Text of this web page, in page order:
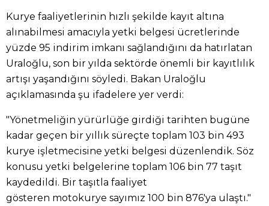
Kurye faaliyetlerinin hızlı şekilde kayıt altına
alınabilmesi amacıyla yetki belgesi ücretlerinde
yüzde 95 indirim imkanı sağlandığını da hatırlatan
Uraloğlu, son bir yılda sektörde önemli bir kayıtlılık
artışı yaşandığını söyledi. Bakan Uraloğlu
açıklamasında şu ifadelere yer verdi:
"Yönetmeliğin yürürlüğe girdiği tarihten bugüne
kadar geçen bir yıllık süreçte toplam 103 bin 493
kurye işletmecisine yetki belgesi düzenlendik. Söz
konusu yetki belgelerine toplam 106 bin 77 taşıt
kaydedildi. Bir taşıtla faaliyet
gösteren motokurye sayımız 100 bin 876'ya ulaştı."